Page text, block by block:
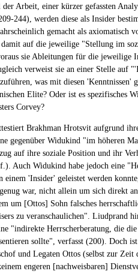
Arbeit, einer kürzer gefassten
244), werden diese als Insider
gemacht als axiomatisch
auf die jeweilige "Stellung im
sie Ableitungen für die jeweilige
verweist sie an einer Stelle auf
was mit diesen 'Kenntnissen'
Elite? Oder ist es spezifisches
Corvey?
Brakhman Hrotsvit aufgrund
gegenüber Widukind "im höheren
auf ihre soziale Position und ihr
Auch Widukind habe jedoch eine
einem 'Insider' geleistet werden
war, nicht allein um sich direkt
um [Ottos] Sohn falsches
zu veranschaulichen". Liudprand
"indirekte Herrscherberatung, die
sollte", verfasst (200). Doch
und Legaten Ottos (selbst zur Zeit
engeren [nachweisbaren]